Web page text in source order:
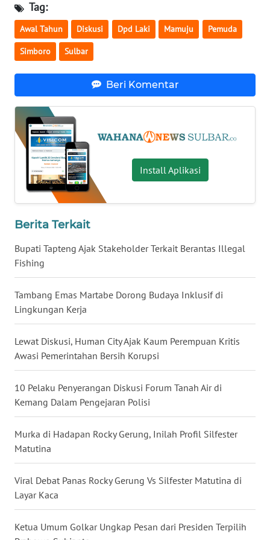
Tag:
Awal Tahun Diskusi Dpd Laki Mamuju Pemuda
Simboro Sulbar
Beri Komentar
Install Aplikasi
Berita Terkait
Bupati Tapteng Ajak Stakeholder Terkait Berantas Illegal
Fishing
Tambang Emas Martabe Dorong Budaya Inklusif di
Lingkungan Kerja
Lewat Diskusi, Human City Ajak Kaum Perempuan Kritis
Awasi Pemerintahan Bersih Korupsi
10 Pelaku Penyerangan Diskusi Forum Tanah Air di
Kemang Dalam Pengejaran Polisi
Murka di Hadapan Rocky Gerung, Inilah Profil Silfester
Matutina
Viral Debat Panas Rocky Gerung Vs Silfester Matutina di
Layar Kaca
Ketua Umum Golkar Ungkap Pesan dari Presiden Terpilih
WN
NUSANTARA
WN
WN
JATIM
BALI
KALBAR
WN
KALTENG
WN
KALTARA
WN
KALSEL
WN
KALTIM
WN
SULSEL
WN
SULUT